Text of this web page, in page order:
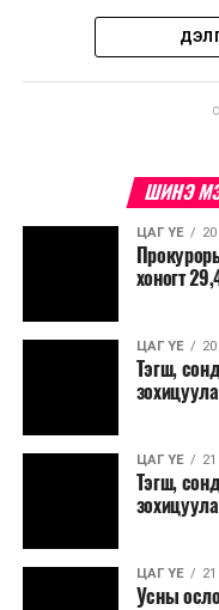
хөдөлгөөнд
цагийн хооронд
хэмжээнд шийдвэр
ШИНЭ
ЦАГ ҮЕ
хоногт
ЦАГ ҮЕ
Тэгш,
ЦАГ ҮЕ
Тэгш,
ЦАГ ҮЕ
Усны